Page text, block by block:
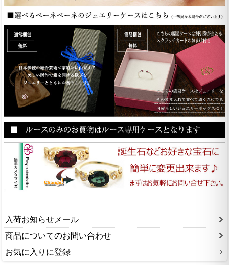
入荷お知らせメール
商品についてのお問い合わせ
お気に入りに登録